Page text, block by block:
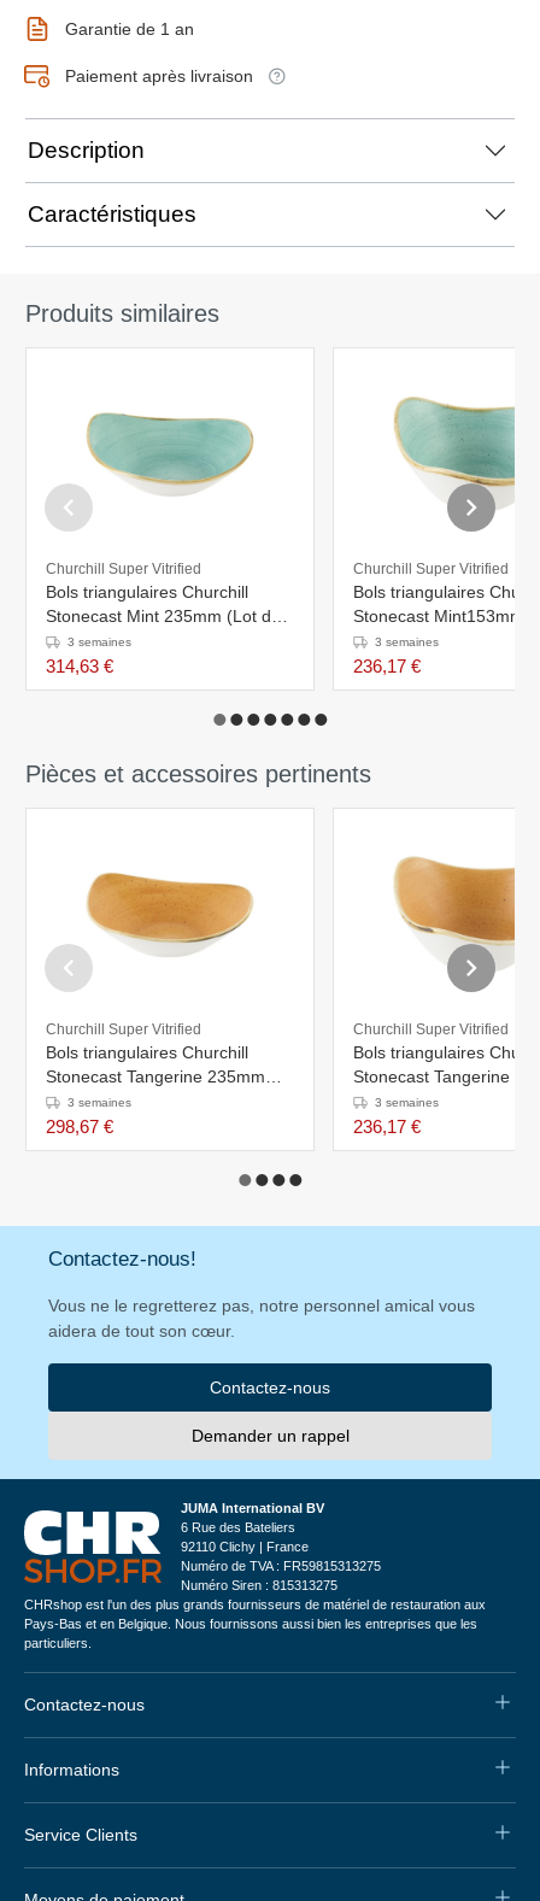
Garantie de 1 an
Paiement après livraison
Description
Caractéristiques
Produits similaires
Churchill Super Vitrified
Bols triangulaires Churchill
Stonecast Mint 235mm (Lot de
12)3 semaines
314,63 €
Churchill Super Vitrified
Bols triangulaires
Stonecast Mint153mm
12)3 semaines
236,17 €
Pièces et accessoires pertinents
Churchill Super Vitrified
Bols triangulaires Churchill
Stonecast Tangerine 235mm
(Lot de 12)
3 semaines
298,67 €
Churchill Super Vitrified
Bols triangulaires
Stonecast Tangerine
(Lot de 12)
3 semaines
236,17 €
Contactez-nous!
Vous ne le regretterez pas, notre personnel amical vous
aidera de tout son cœur.
Contactez-nous
Demander un rappel
JUMA International BV
6 Rue des Bateliers
92110 Clichy | France
Numéro de TVA : FR59815313275
Numéro Siren : 815313275
CHRshop est l'un des plus grands fournisseurs de matériel de restauration aux
Pays-Bas et en Belgique. Nous fournissons aussi bien les entreprises que les
particuliers.
Contactez-nous
Informations
Service Clients